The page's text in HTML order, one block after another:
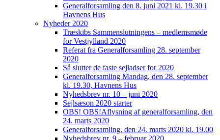
Generalforsamling den 8. juni 2021 kl. 19.30 i
Havnens Hus
Nyheder 2020
Træskibs Sammenslutningens – medlemsmøde
for Vestjylland 2020
Referat fra Generalforsamling 28. september
2020
Så slutter de faste sejladser for 2020
Generalforsamling Mandag, den 28. september
kl. 19.30, Havnens Hus
Nyhedsbrev nr. 10 – juni 2020
Sejlsæson 2020 starter
OBS! OBS!Aflysning af generalforsamling, den
24. marts 2020
Generalforsamling, den 24. marts 2020 kl. 19.00